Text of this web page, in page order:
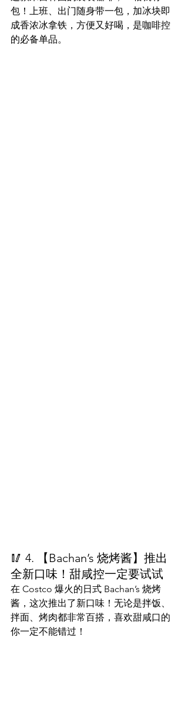
包！上班、出门随身带一包，加冰块即
成香浓冰拿铁，方便又好喝，是咖啡控
的必备单品。
🥢 4. 【Bachan’s 烧烤酱】推出
全新口味！甜咸控一定要试试
在 Costco 爆火的日式 Bachan’s 烧烤
酱，这次推出了新口味！无论是拌饭、
拌面、烤肉都非常百搭，喜欢甜咸口的
你一定不能错过！